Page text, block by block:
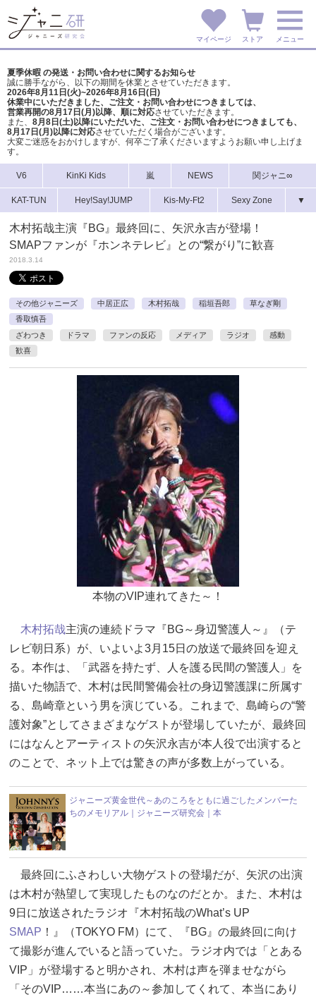
マイページ ストア メニュー
夏季休暇 の発送・お問い合わせに関するお知らせ
誠に勝手ながら、以下の期間を休業とさせていただきます。
2026年8月11日(火)~2026年8月16日(日)
休業中にいただきました、ご注文・お問い合わせにつきましては、
営業再開の8月17日(月)以降、順に対応させていただきます。
また、 8月8日(土)以降にいただいた、ご注文・ お問い合わせにつきましても、
8月17日(月)以降に対応させていただく場合がございます。
大変ご迷惑をおかけしますが、 何卒ご了承くださいますようお願い申し上げま
す。
V6 KinKi Kids 嵐 NEWS 関ジャニ∞
KAT-TUN Hey!Say!JUMP Kis-My-Ft2 Sexy Zone ▼
木村拓哉主演『BG』最終回に、矢沢永吉が登場！
SMAPファンが『ホンネテレビ』との“繋がり”に歓喜
2018.3.14
その他ジャニーズ 中居正広 木村拓哉 稲垣吾郎
草なぎ剛
香取慎吾
ざわつき
ドラマ ファンの反応 メディア ラジオ
感動
歓喜
本物のVIP連れてきた～！
木村拓哉主演の連続ドラマ『BG～身辺警護人～』（テ
レビ朝日系）が、いよいよ3月15日の放送で最終回を迎え
る。本作は、「武器を持たず、人を護る民間の警護人」を
描いた物語で、木村は民間警備会社の身辺警護課に所属す
る、島崎章という男を演じている。これまで、島崎らの“警
護対象”としてさまざまなゲストが登場していたが、最終回
にはなんとアーティストの矢沢永吉が本人役で出演すると
のことで、ネット上では驚きの声が多数上がっている。
ジャニーズ黄金世代～あのころをともに過ごしたメンバーた
ちのメモリアル｜ジャニーズ研究会｜本
最終回にふさわしい大物ゲストの登場だが、矢沢の出演
は木村が熱望して実現したものなのだとか。また、木村は
9日に放送されたラジオ『木村拓哉のWhat’s UP
SMAP ！』（TOKYO FM）にて、『BG』の最終回に向け
て撮影が進んでいると語っていた。ラジオ内では「とある
VIP」が登場すると明かされ、木村は声を弾ませながら
「そのVIP……本当にあの～参加してくれて、本当にあり